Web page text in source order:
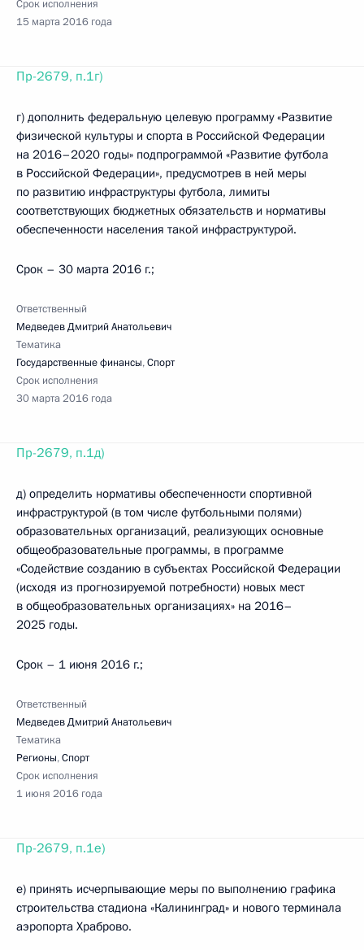
Срок исполнения
15 марта 2016 года
Пр-2679, п.1г)
г) дополнить федеральную целевую программу «Развитие
физической культуры и спорта в Российской Федерации
на 2016–2020 годы» подпрограммой «Развитие футбола
в Российской Федерации», предусмотрев в ней меры
по развитию инфраструктуры футбола, лимиты
соответствующих бюджетных обязательств и нормативы
обеспеченности населения такой инфраструктурой.
Срок – 30 марта 2016 г.;
Ответственный
Медведев Дмитрий Анатольевич
Тематика
Государственные финансы,Спорт
Срок исполнения
30 марта 2016 года
Пр-2679, п.1д)
д) определить нормативы обеспеченности спортивной
инфраструктурой (в том числе футбольными полями)
образовательных организаций, реализующих основные
общеобразовательные программы, в программе
«Содействие созданию в субъектах Российской Федерации
(исходя из прогнозируемой потребности) новых мест
в общеобразовательных организациях» на 2016–
2025 годы.
Срок – 1 июня 2016 г.;
Ответственный
Медведев Дмитрий Анатольевич
Тематика
Регионы,Спорт
Срок исполнения
1 июня 2016 года
Пр-2679, п.1е)
е) принять исчерпывающие меры по выполнению графика
строительства стадиона «Калининград» и нового терминала
аэропорта Храброво.